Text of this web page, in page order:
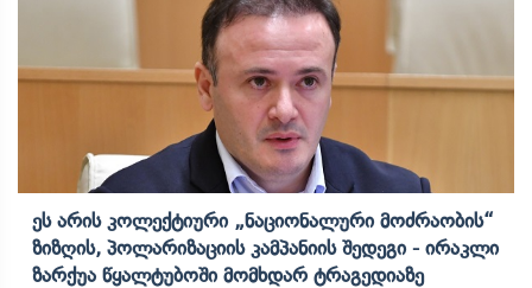
Ეს Არის Კოლექტიური „ნაციონალური Მოძრაობის“
Ზიზღის, Პოლარიზაციის Კამპანიის Შედეგი - Ირაკლი
Ზარქუა Წყალტუბოში Მომხდარ Ტრაგედიაზე